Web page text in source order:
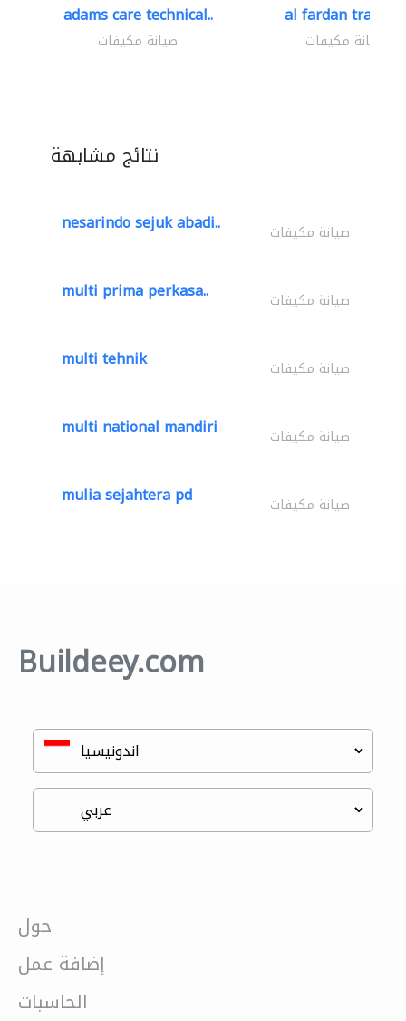
adams care technical..
صيانة مكيفات
al fardan trading..
صيانة مكيفات
نتائج مشابهة
nesarindo sejuk abadi.. صيانة مكيفات
multi prima perkasa.. صيانة مكيفات
multi tehnik صيانة مكيفات
multi national mandiri صيانة مكيفات
mulia sejahtera pd صيانة مكيفات
Buildeey.com
حول
إضافة عمل
الحاسبات